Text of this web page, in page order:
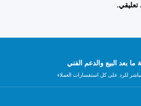
تعليقي.
ما بعد البيع والدعم الفني
للرد على كل استفسارات العملاء